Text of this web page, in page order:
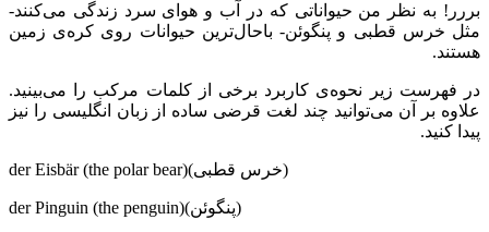
بررر! به نظر من حیواناتی که در آب و هوای سرد زندگی می‌کنند-
مثل خرس قطبی و پنگوئن- باحال‌ترین حیوانات روی کره‌ی زمین
هستند.
در فهرست زیر نحوه‌ی کاربرد برخی از کلمات مرکب را می‌بینید.
علاوه بر آن می‌توانید چند لغت قرضی ساده از زبان انگلیسی را نیز
پیدا کنید.
der Eisbär (the polar bear)(خرس قطبی)
der Pinguin (the penguin)(پنگوئن)